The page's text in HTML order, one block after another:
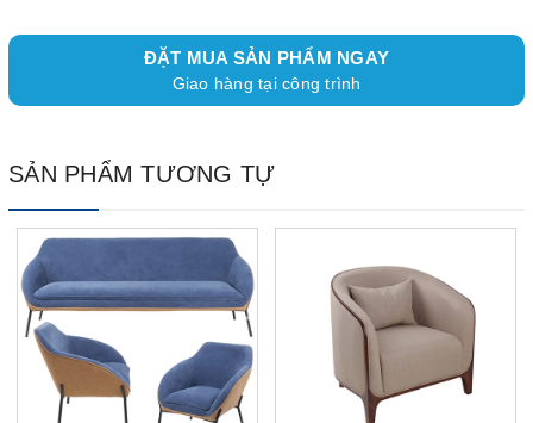
ĐẶT MUA SẢN PHẨM NGAY
Giao hàng tại công trình
SẢN PHẨM TƯƠNG TỰ